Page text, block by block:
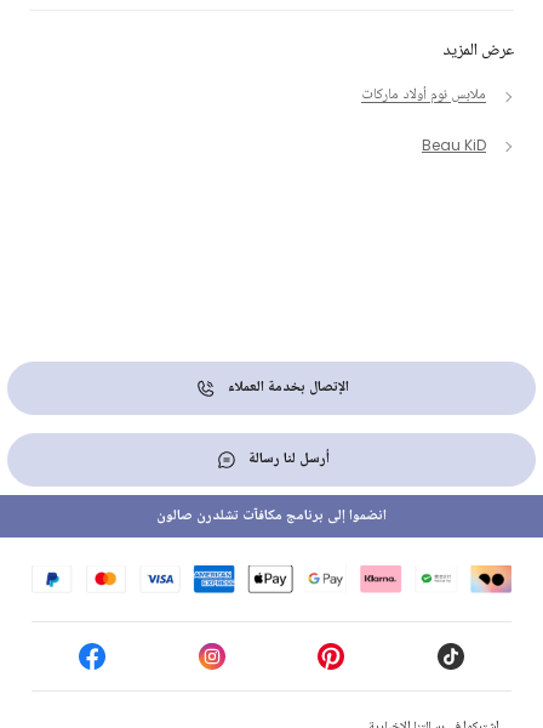
عرض المزيد
ملابس نوم أولاد ماركات
Beau KiD
الإتصال بخدمة العملاء
أرسل لنا رسالة
انضموا إلى برنامج مكافآت تشلدرن صالون